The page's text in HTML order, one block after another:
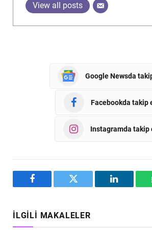
View all posts
Google Newsda
Facebookda takip
Instagramda takip
Facebook Twitter LinkedIn
İLGILI MAKALELER